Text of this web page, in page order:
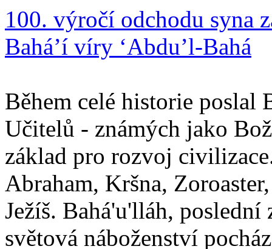
100. výročí odchodu syna
Bahá’í víry ‘Abdu’l-Bahá
Během celé historie poslal
Učitelů - známých jako
základ pro rozvoj
Abraham, Kršna,
Ježíš. Bahá'u'lláh,
světová náboženství